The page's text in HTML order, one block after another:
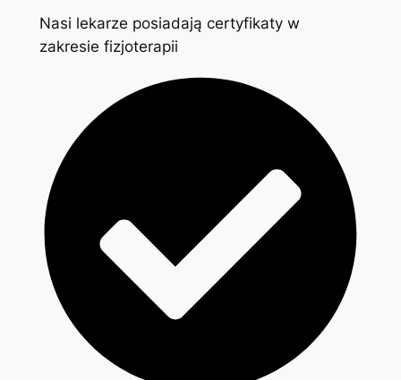
Nasi lekarze posiadają certyfikaty w
zakresie fizjoterapii